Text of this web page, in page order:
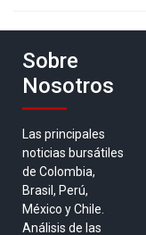
Sobre
Nosotros
Las principales
noticias bursátiles
de Colombia,
Brasil, Perú,
México y Chile.
Análisis de las